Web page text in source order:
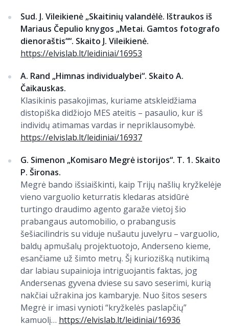
Sud. J. Vileikienė „Skaitinių valandėlė. Ištraukos iš
Mariaus Čepulio knygos „Metai. Gamtos fotografo
dienoraštis““. Skaito J. Vileikienė.
https://elvislab.lt/leidiniai/16953
A. Rand „Himnas individualybei“. Skaito A.
Čaikauskas.
Klasikinis pasakojimas, kuriame atskleidžiama
distopiška didžiojo MES ateitis – pasaulio, kur iš
individų atimamas vardas ir nepriklausomybė.
https://elvislab.lt/leidiniai/16937
G. Simenon „Komisaro Megrė istorijos“. T. 1. Skaito
P. Šironas.
Megrė bando išsiaiškinti, kaip Trijų našlių kryžkelėje
vieno varguolio keturratis kledaras atsidūrė
turtingo draudimo agento garaže vietoj šio
prabangaus automobilio, o prabangusis
šešiacilindris su viduje nušautu juvelyru – varguolio,
baldų apmušalų projektuotojo, Anderseno kieme,
esančiame už šimto metrų. Šį kuriozišką nutikimą
dar labiau supainioja intriguojantis faktas, jog
Andersenas gyvena dviese su savo seserimi, kurią
nakčiai užrakina jos kambaryje. Nuo šitos sesers
Megrė ir imasi vynioti “kryžkelės paslapčių”
kamuolį… https://elvislab.lt/leidiniai/16936